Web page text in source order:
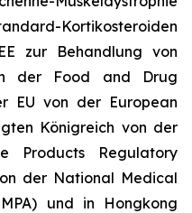
Kortikosteroiden
zur Behandlung von
der Food and Drug
EU von der European
Königreich von der
Products Regulatory
der National Medical
und in Hongkong